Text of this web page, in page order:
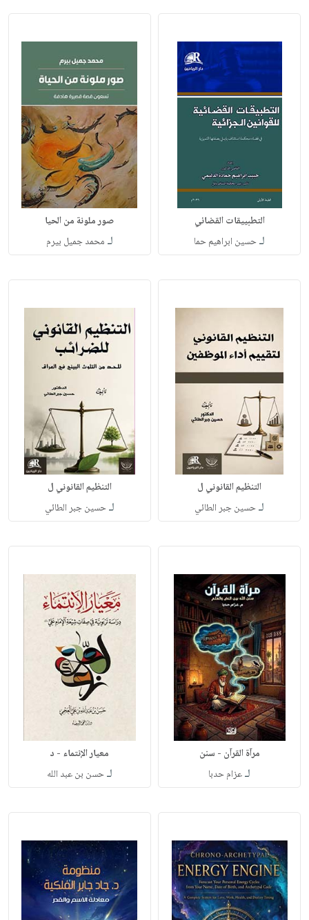
التطبييقات القضائي
لـحسين ابراهيم حما
صور ملونة من الحيا
لـ محمد جميل بيرم
التنظيم القانوني ل
لـحسين جبر الطائي
التنظيم القانوني ل
لـحسين جبر الطائي
مرآة القرآن - سنن
لـعزام حدبا
معيار الإنتماء - د
لـحسن بن عبد الله